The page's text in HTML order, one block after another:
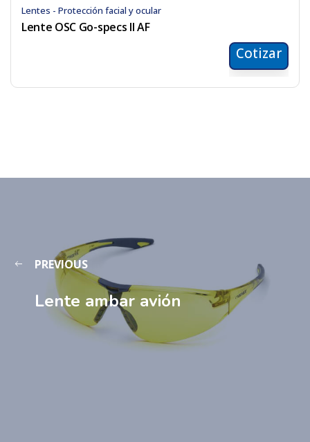
Lentes - Protección facial y ocular
Lente OSC Go-specs II AF
Cotizar
PREVIOUS
Lente ambar avión